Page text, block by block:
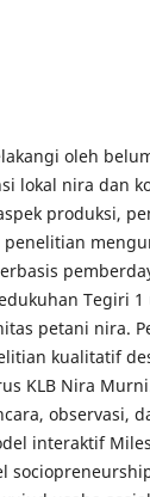
oleh
lokal nira dan
produksi,
penelitian
Tegiri
petani nira.
kualitatif
KLB Nira
observasi,
interaktif